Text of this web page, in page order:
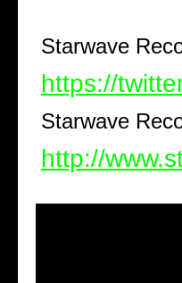
Starwave
https://
Starwave
http://